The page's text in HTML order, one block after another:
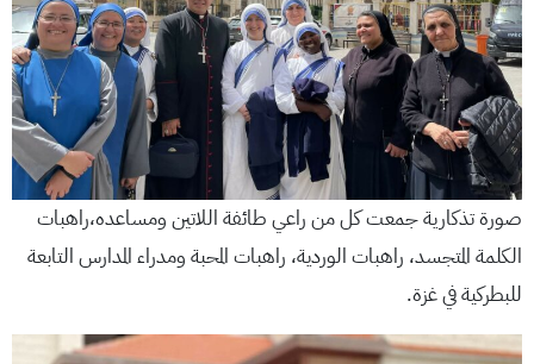
صورة تذكارية جمعت كل من راعي طائفة اللاتين ومساعده،راهبات
الكلمة المتجسد، راهبات الوردية، راهبات المحبة ومدراء المدارس التابعة
للبطركية في غزة.